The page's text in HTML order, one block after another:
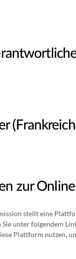
zur
stellt eine
unter folgendem
Plattform nutzen,